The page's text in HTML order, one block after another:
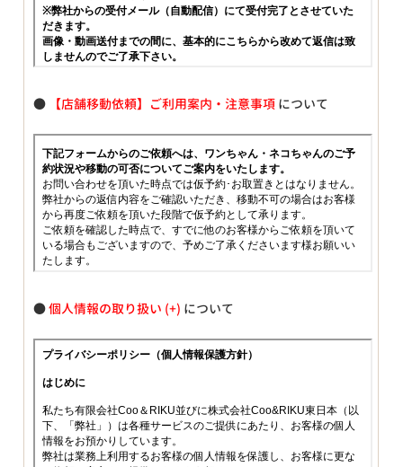
● 【店舗移動依頼】ご利用案内・注意事項 について
●個人情報の取り扱い について